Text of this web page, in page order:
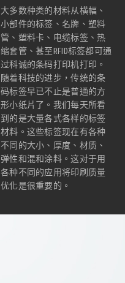
大多数种类的材料从横幅、
小部件的标签、名牌、塑料
管、塑料卡、电缆标签、热
缩套管、甚至RFID标签都可通
过科诚的条码打印机打印。
随着科技的进步，传统的条
码标签早已不止是普通的方
形小纸片了。我们每天所看
到的是大量各式各样的标签
材料。这些标签现在有各种
不同的大小、厚度、材质、
弹性和混和涂料。这对于用
各种不同的应用将印刷质量
优化是很重要的。